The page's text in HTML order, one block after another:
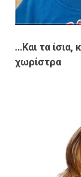
...Και τα
χωρίστρα